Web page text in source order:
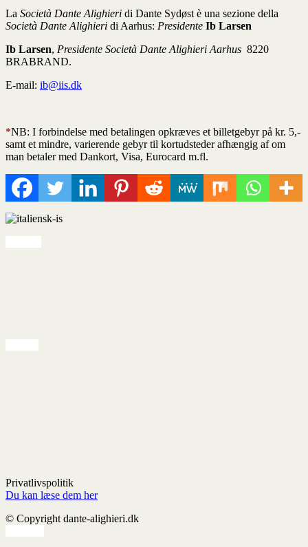
La Società Dante Alighieri di Dante Sydøst è una sezione della
Società Dante Alighieri di Aarhus: Presidente Ib Larsen
Ib Larsen, Presidente Società Dante Alighieri Aarhus 8220
BRABRAND.
E-mail: ib@iis.dk
*NB: I forbindelse med betalingen opkræves et billetgebyr på kr. 5,-
samt et mindre, varierende gebyr til kortudsteder afhængig af om
man betaler med Dankort, Visa, Eurocard m.fl.
Privatlivspolitik
Du kan læse dem her
© Copyright dante-alighieri.dk